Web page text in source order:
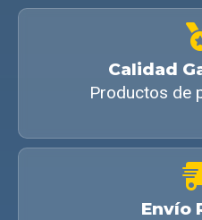
Calidad
Productos de
Envío